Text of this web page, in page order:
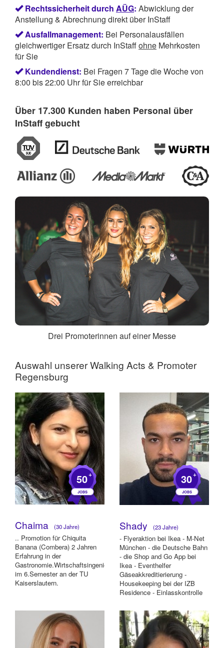
Rechtssicherheit durch AÜG: Abwicklung der
Anstellung & Abrechnung direkt über InStaff
Ausfallmanagement: Bei Personalausfällen
gleichwertiger Ersatz durch InStaffohne Mehrkosten
für Sie
Kundendienst: Bei Fragen 7 Tage die Woche von
8:00 bis 22:00 Uhr für Sie erreichbar
Über 17.300 Kunden haben Personal über
InStaff gebucht
Drei Promoterinnen auf einer Messe
Auswahl unserer Walking Acts & Promoter
Regensburg
50+
Chaima (30 Jahre)
.. Promotion für Chiquita
Banana (Combera) 2 Jahren
Erfahrung in der
Gastronomie.Wirtschaftsingenieurwesen
im 6.Semester an der TU
Kaiserslautern.
30+
Shady (23 Jahre)
- Flyeraktion bei Ikea - M-Net
München - die Deutsche Bahn
- die Shop and Go App bei
Ikea - Eventhelfer
Gäseakkreditierierung -
Housekeeping bei der IZB
Residence - Einlasskontrolle